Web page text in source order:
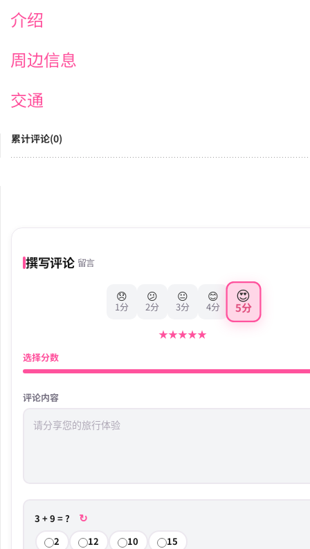
介绍
周边信息
交通
累计评论(0)
撰写评论 留言
😞
1分
😕
2分
😐
3分
😊
4分
😍
5分
★★★★★
选择分数
评论内容
3 + 9 = ? ↻
2 12 10 15